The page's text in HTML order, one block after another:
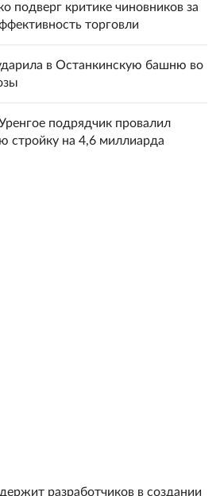
подверг критике чиновников за
торговли
в Останкинскую башню во
подрядчик провалил
стройку на 4,6 миллиарда
разработчиков в создании